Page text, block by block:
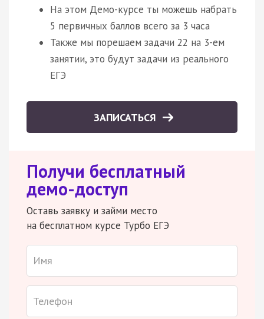
На этом Демо-курсе ты можешь набрать
5 первичных баллов всего за 3 часа
Также мы порешаем задачи 22 на 3-ем
занятии, это будут задачи из реального
ЕГЭ
ЗАПИСАТЬСЯ
Получи бесплатный
демо-доступ
Оставь заявку и займи место
на бесплатном курсе Турбо ЕГЭ